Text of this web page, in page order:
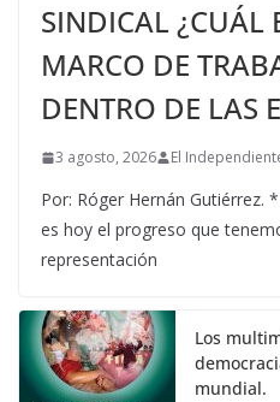
SINDICAL ¿CUÁL
MARCO DE
DENTRO DE LAS
3 agosto, 2026 El
Por: Róger Hernán Gutiérrez.
es hoy el progreso que
representación
Los
mundial.